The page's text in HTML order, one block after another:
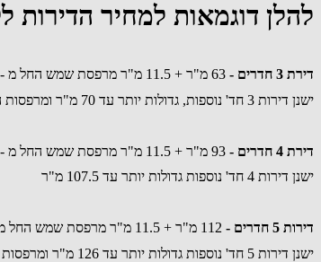
להלן דוגמאות למחיר הדירות
דירת 3 חדרים -
63 מ"ר + 11.5 מ"ר מרפסת שמש החל מ - 2,117,780 ש"ח
ישנן דירות 3 חד' נוספות, גדולות יותר עד 70 מ"ר ומרפסות הנעות בין 11.5 מ"ר -46.5 מ"ר.
דירת 4 חדרים -
ישנן דירות 4 חד' נוספות גדולות יותר עד 107.5 מ"ר
דירות 5 חדרים -
ישנן דירות 5 חד' נוספות גדולות יותר עד 126 מ"ר ומרפסות שמש עד 13.5 מ"ר